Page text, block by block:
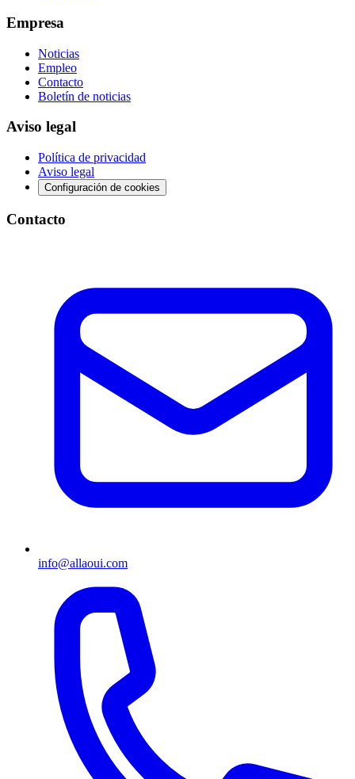
Empresa
Noticias
Empleo
Contacto
Boletín de noticias
Aviso legal
Política de privacidad
Aviso legal
Configuración de cookies
Contacto
info@allaoui.com